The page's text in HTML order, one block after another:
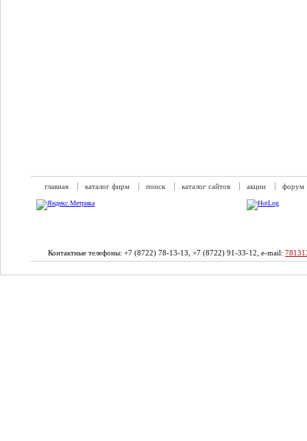
главная каталог фирм поиск каталог сайтов акции форум
Контактные телефоны: +7 (8722) 78-13-13, +7 (8722) 91-33-12, e-mail: